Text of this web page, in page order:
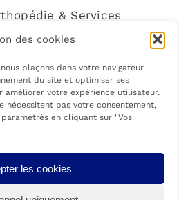
des cookies
plaçons dans votre navigateur
du site et optimiser ses
améliorer votre expérience utilisateur.
nécessitent pas votre consentement,
en cliquant sur "Vos
les cookies
& Services
par actions simplifiée à associé unique
matériel médico-chirurgical (Code NAF